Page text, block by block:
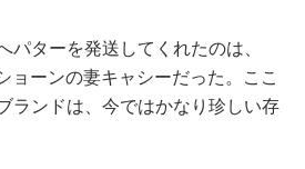
パターを発送してくれたのは、
ョーンの妻キャシーだった。ここ
ランドは、今ではかなり珍しい存